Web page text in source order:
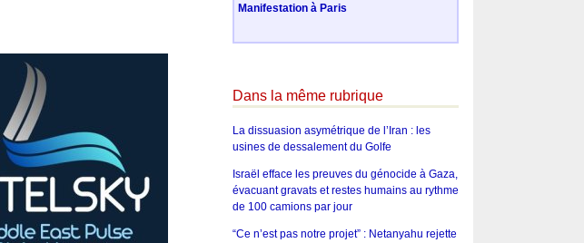
Manifestation à Paris
Dans la même rubrique
La dissuasion asymétrique de l’Iran : les
usines de dessalement du Golfe
Israël efface les preuves du génocide à Gaza,
évacuant gravats et restes humains au rythme
de 100 camions par jour
“Ce n’est pas notre projet” : Netanyahu rejette